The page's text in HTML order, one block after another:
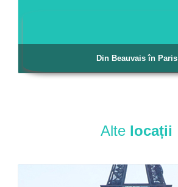
Din Beauvais în Paris
Alte locații